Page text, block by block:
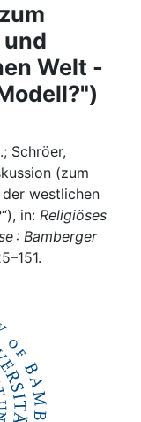
Welt -
Schröer,
(zum
westlichen
in: Religiöses
: Bamberger